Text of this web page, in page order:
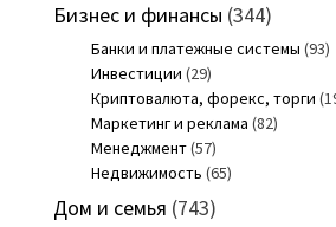
Бизнес и финансы (344)
Банки и платежные системы (93)
Инвестиции (29)
Криптовалюта, форекс, торги
Маркетинг и реклама (82)
Менеджмент(57)
Недвижимость (65)
Дом и семья (743)